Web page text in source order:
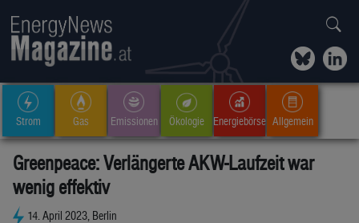
Strom Gas Emissionen Ökologie Energiebörse Allgemein
Greenpeace: Verlängerte AKW-Laufzeit war
wenig effektiv
14. April 2023, Berlin